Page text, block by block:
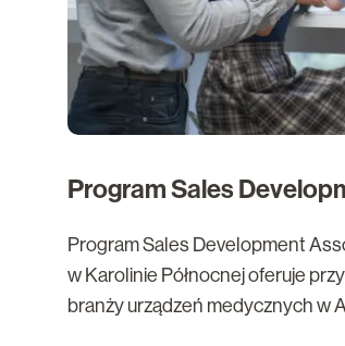
Program Sales
Program Sales Development
w Karolinie Północnej oferuje
branży urządzeń medycznych w